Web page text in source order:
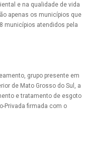
e na qualidade de vida
apenas os municípios que
municípios atendidos pela
grupo presente em
de Mato Grosso do Sul, a
e tratamento de esgoto
Privada firmada com o